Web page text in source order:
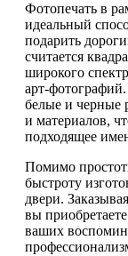
Фотопечать в
идеальный
подарить
считается
широкого
арт-
белые и черные
и материалов,
подходящее
Помимо
быстроту
двери.
вы
ваших